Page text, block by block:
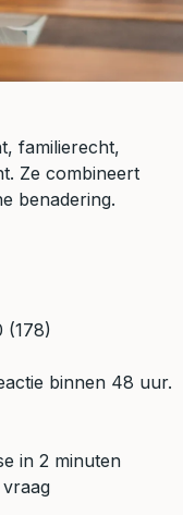
familierecht,
Ze combineert
benadering.
(178)
binnen 48 uur.
in 2 minuten